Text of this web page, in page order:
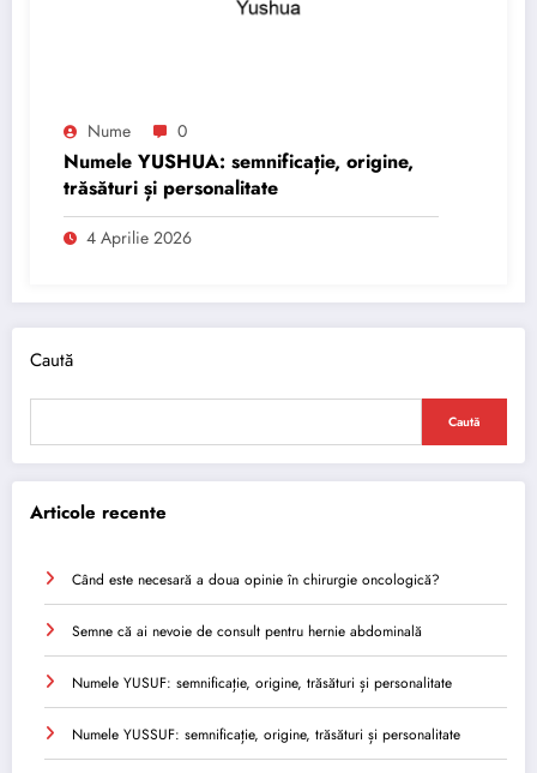
Nume 0
Numele YUSHUA: semnificație, origine,
trăsături și personalitate
4 Aprilie 2026
Caută
Caută
Articole recente
Când este necesară a doua opinie în chirurgie oncologică?
Semne că ai nevoie de consult pentru hernie abdominală
Numele YUSUF: semnificație, origine, trăsături și personalitate
Numele YUSSUF: semnificație, origine, trăsături și personalitate